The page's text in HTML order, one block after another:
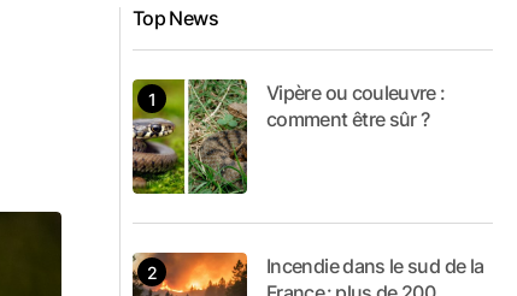
Top News
Vipère ou couleuvre :
comment être sûr ?
Incendie dans le sud de la